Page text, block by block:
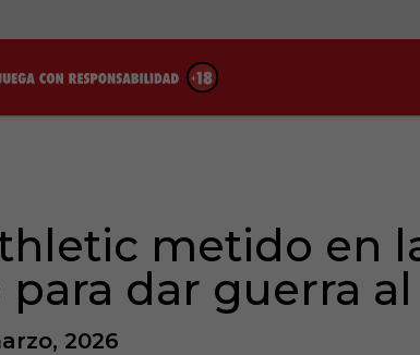
metido en
para dar guerra
2026